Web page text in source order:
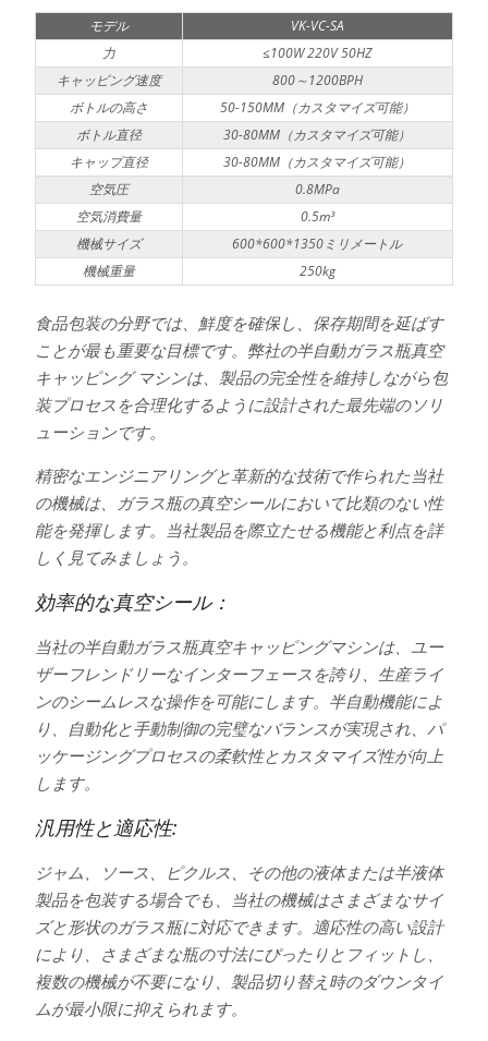
モデル
VK-VC-SA
力
≤100W 220V 50HZ
キャッピング速度
800～1200BPH
ボトルの高さ
50-150MM（カスタマイズ可能）
ボトル直径
30-80MM（カスタマイズ可能）
キャップ直径
30-80MM（カスタマイズ可能）
空気圧
0.8MPa
空気消費量
0.5m³
機械サイズ
600*600*1350ミリメートル
機械重量
250kg
食品包装の分野では、鮮度を確保し、保存期間を延ばす
ことが最も重要な目標です。弊社の半自動ガラス瓶真空
キャッピング マシンは、製品の完全性を維持しながら包
装プロセスを合理化するように設計された最先端のソリ
ューションです。
精密なエンジニアリングと革新的な技術で作られた当社
の機械は、ガラス瓶の真空シールにおいて比類のない性
能を発揮します。当社製品を際立たせる機能と利点を詳
しく見てみましょう。
効率的な真空シール：
当社の半自動ガラス瓶真空キャッピングマシンは、ユー
ザーフレンドリーなインターフェースを誇り、生産ライ
ンのシームレスな操作を可能にします。半自動機能によ
り、自動化と手動制御の完璧なバランスが実現され、パ
ッケージングプロセスの柔軟性とカスタマイズ性が向上
します。
汎用性と適応性:
ジャム、ソース、ピクルス、その他の液体または半液体
製品を包装する場合でも、当社の機械はさまざまなサイ
ズと形状のガラス瓶に対応できます。適応性の高い設計
により、さまざまな瓶の寸法にぴったりとフィットし、
複数の機械が不要になり、製品切り替え時のダウンタイ
ムが最小限に抑えられます。